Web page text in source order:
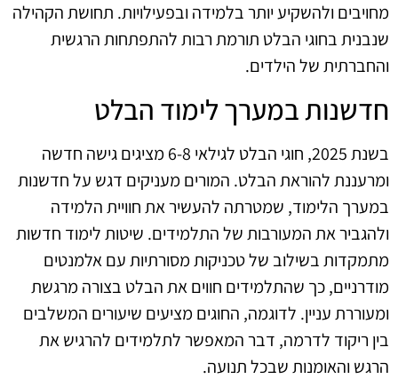
מחויבים ולהשקיע יותר בלמידה ובפעילויות. תחושת הקהילה
שנבנית בחוגי הבלט תורמת רבות להתפתחות הרגשית
והחברתית של הילדים.
חדשנות במערך לימוד הבלט
בשנת 2025, חוגי הבלט לגילאי 6-8 מציגים גישה חדשה
ומרעננת להוראת הבלט. המורים מעניקים דגש על חדשנות
במערך הלימוד, שמטרתה להעשיר את חוויית הלמידה
ולהגביר את המעורבות של התלמידים. שיטות לימוד חדשות
מתמקדות בשילוב של טכניקות מסורתיות עם אלמנטים
מודרניים, כך שהתלמידים חווים את הבלט בצורה מרגשת
ומעוררת עניין. לדוגמה, החוגים מציעים שיעורים המשלבים
בין ריקוד לדרמה, דבר המאפשר לתלמידים להרגיש את
הרגש והאומנות שבכל תנועה.